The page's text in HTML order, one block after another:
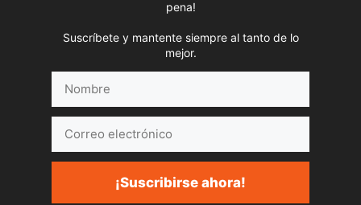
pena!
Suscríbete y mantente siempre al tanto de lo
mejor.
electrónico
¡Suscribirse ahora!